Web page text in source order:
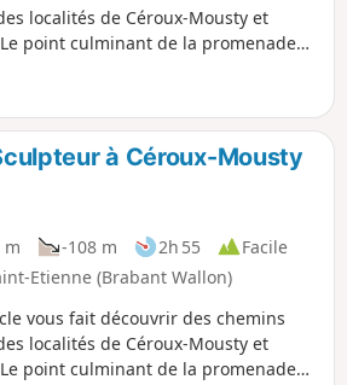
localités de Céroux-Mousty et
point culminant de la promenade
éventuellement de ramener la
à Céroux-Mousty
m -108 m 2h 55
Facile
Etienne (Brabant Wallon)
vous fait découvrir des chemins
localités de Céroux-Mousty et
point culminant de la promenade